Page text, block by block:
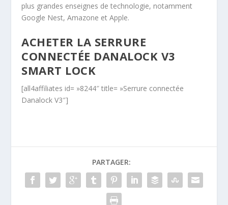
plus grandes enseignes de technologie, notamment
Google Nest, Amazone et Apple.
ACHETER LA SERRURE
CONNECTÉE DANALOCK V3
SMART LOCK
[all4affiliates id= »8244″ title= »Serrure connectée
Danalock V3″]
PARTAGER: